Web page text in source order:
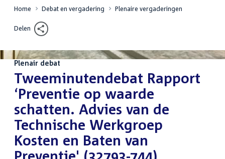
Home Debat en vergadering Plenaire vergaderingen
Delen
Plenair debat
:Tweeminutendebat Rapport
‘Preventie op waarde
schatten. Advies van de
Technische Werkgroep
Kosten en Baten van
Preventie' (32793-744)